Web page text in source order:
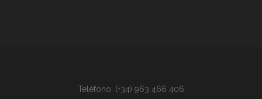
Teléfono: (+34) 963 466 406